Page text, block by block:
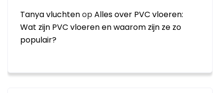
Tanya vluchtenopAlles over PVC vloeren:
Wat zijn PVC vloeren en waarom zijn ze zo
populair?